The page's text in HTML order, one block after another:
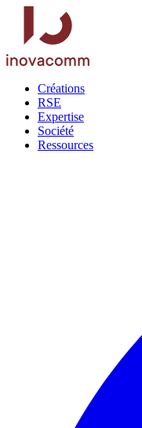
Créations
RSE
Expertise
Société
Ressources